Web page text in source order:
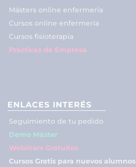
Másters online enfermería
Cursos online enfermería
Cursos fisioterapia
Prácticas de Empresa
ENLACES INTERÉS
Seguimiento de tu pedido
Demo Máster
Webinars Gratuitos
Cursos Gratis para nuevos alumnos